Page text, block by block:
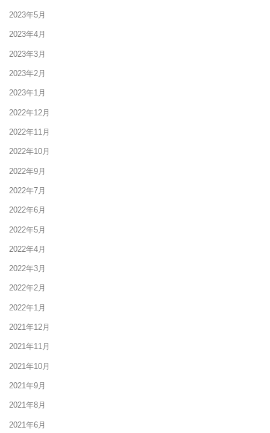
2023年5月
2023年4月
2023年3月
2023年2月
2023年1月
2022年12月
2022年11月
2022年10月
2022年9月
2022年7月
2022年6月
2022年5月
2022年4月
2022年3月
2022年2月
2022年1月
2021年12月
2021年11月
2021年10月
2021年9月
2021年8月
2021年6月